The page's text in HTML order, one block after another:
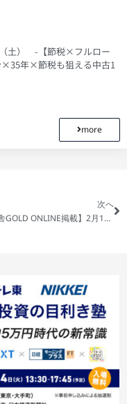
（土） -【節税×フルロー
年×節税も狙える中古1
more
次へ
【幻冬舎GOLD ONLINE掲載】2月13日（土）2％の意思決定が、圧倒的な差を生む収益不動産 〜ニューリッチ層限定の資産を盤石化させるメソッド〜